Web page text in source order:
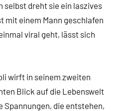
selbst dreht sie ein laszives
mit einem Mann geschlafen
viral geht, lässt sich
wirft in seinem zweiten
Blick auf die Lebenswelt
Spannungen, die entstehen,